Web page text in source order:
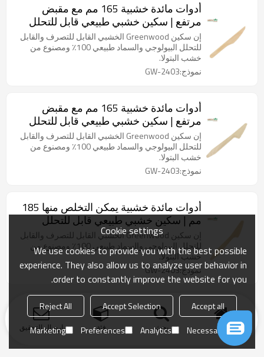
أدوات مائدة خشبية 165 مم مع مقبض
مرتفع | سكين خشبي طبيعي قابل للتحلل
البيولوجي | سكاكين صديقة للبيئة قابلة
للتحويل إلى سماد
إن سكين Greenwood الخشبي القابل للتصرف والقابل
للتحلل البيولوجي والسماد طبيعي 100٪ ومصنوع من
خشب البتولا.
نموذج:GW-2403
أدوات مائدة خشبية 165 مم مع مقبض
مرتفع | سكين خشبي طبيعي قابل للتحلل
البيولوجي | سكاكين صديقة للبيئة قابلة
للتحويل إلى سماد
إن سكين Greenwood الخشبي القابل للتصرف والقابل
للتحلل البيولوجي والسماد طبيعي 100٪ ومصنوع من
خشب البتولا.
نموذج:GW-2403
أدوات مائدة خشبية يمكن التخلص منها 185
مم | سكين خشبي طبيعي قابل للتحلل
البيولوجي | سكاكين صديقة للبيئة قابلة
للتحويل إلى سماد
إن سكين Greenwood الخشبي القابل للتصرف والقابل
للتحلل البيولوجي والسماد طبيعي 100٪ ومصنوع من
خشب البتولا.
نموذج:GW-2403
منزل بحث فئة ارسال التحقيق
Cookie settings
We use cookies to provide you with the best possible
experience. They also allow us to analyze user behavior in
order to constantly improve the website for you.
Accept all
Accept Selection
Reject All
Necessary
Analytics
Preferences
Marketing